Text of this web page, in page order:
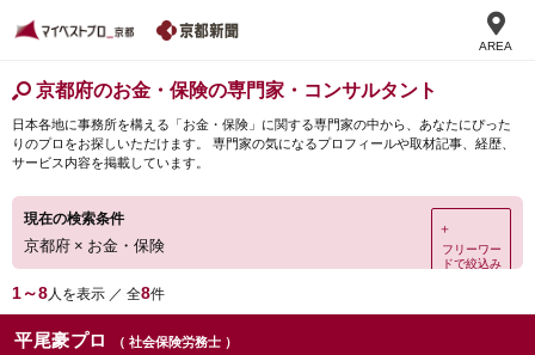
AREA
京都府のお金・保険の専門家・コンサルタント
日本各地に事務所を構える「お金・保険」に関する専門家の中から、あなたにぴった
りのプロをお探しいただけます。 専門家の気になるプロフィールや取材記事、経歴、
サービス内容を掲載しています。
現在の検索条件
京都府 × お金・保険
＋
フリーワー
ドで絞込み
1～8人を表示 ／ 全8件
平尾豪プロ
（ 社会保険労務士 ）